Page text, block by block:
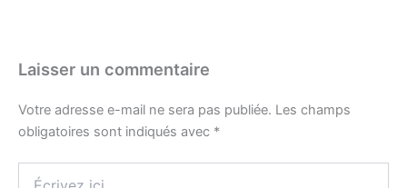
Laisser un commentaire
Votre adresse e-mail ne sera pas publiée. Les champs
obligatoires sont indiqués avec *